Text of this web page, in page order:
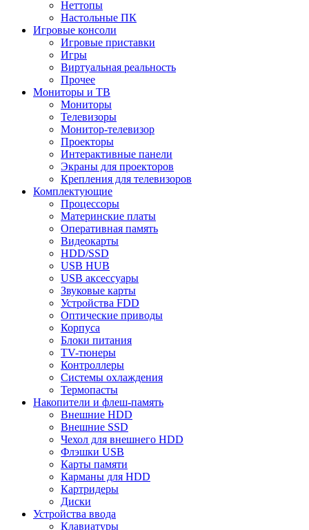
Неттопы
Настольные ПК
Игровые консоли
Игровые приставки
Игры
Виртуальная реальность
Прочее
Мониторы и ТВ
Мониторы
Телевизоры
Монитор-телевизор
Проекторы
Интерактивные панели
Экраны для проекторов
Крепления для телевизоров
Комплектующие
Процессоры
Материнские платы
Оперативная память
Видеокарты
HDD/SSD
USB HUB
USB аксессуары
Звуковые карты
Устройства FDD
Оптические приводы
Корпуса
Блоки питания
TV-тюнеры
Контроллеры
Системы охлаждения
Термопасты
Накопители и флеш-память
Внешние HDD
Внешние SSD
Чехол для внешнего HDD
Флэшки USB
Карты памяти
Карманы для HDD
Картридеры
Диски
Устройства ввода
Клавиатуры